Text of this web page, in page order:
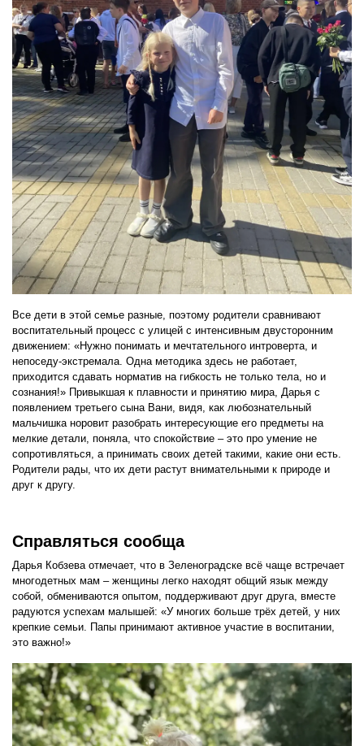
Все дети в этой семье разные, поэтому родители сравнивают
воспитательный процесс с улицей с интенсивным двусторонним
движением: «Нужно понимать и мечтательного интроверта, и
непоседу-экстремала. Одна методика здесь не работает,
приходится сдавать норматив на гибкость не только тела, но и
сознания!» Привыкшая к плавности и принятию мира, Дарья с
появлением третьего сына Вани, видя, как любознательный
мальчишка норовит разобрать интересующие его предметы на
мелкие детали, поняла, что спокойствие – это про умение не
сопротивляться, а принимать своих детей такими, какие они есть.
Родители рады, что их дети растут внимательными к природе и
друг к другу.
Справляться сообща
Дарья Кобзева отмечает, что в Зеленоградске всё чаще встречает
многодетных мам – женщины легко находят общий язык между
собой, обмениваются опытом, поддерживают друг друга, вместе
радуются успехам малышей: «У многих больше трёх детей, у них
крепкие семьи. Папы принимают активное участие в воспитании,
это важно!»